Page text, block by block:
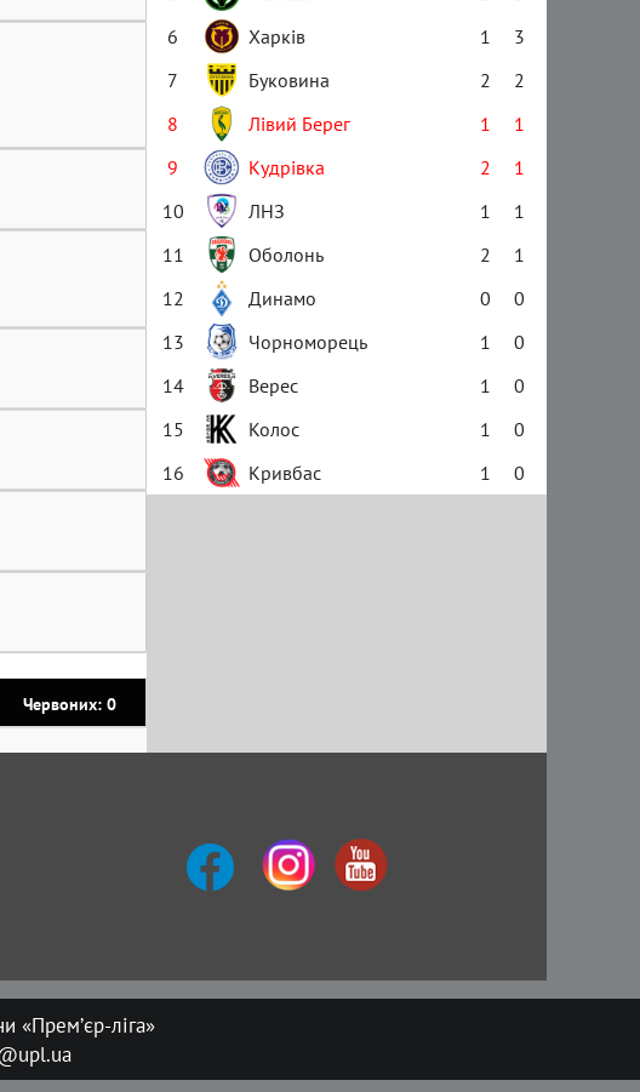
Червоних: 0
6
Харків 1
3
7
Буковина 2
2
8
Лівий Берег 1
1
9
Кудрівка 2
1
10
ЛНЗ 1
1
11
Оболонь 2
1
12
Динамо 0
0
13
Чорноморець 1
0
14
Верес 1
0
15
Колос 1
0
16
Кривбас 1 0
«Прем’єр-ліга»